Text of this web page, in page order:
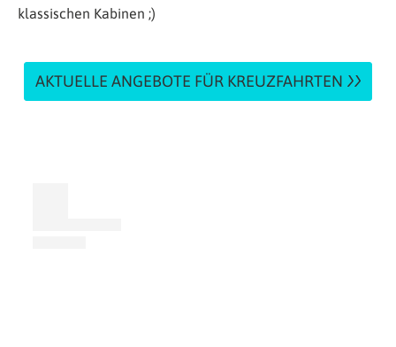
klassischen Kabinen ;)
AKTUELLE ANGEBOTE FÜR KREUZFAHRTEN